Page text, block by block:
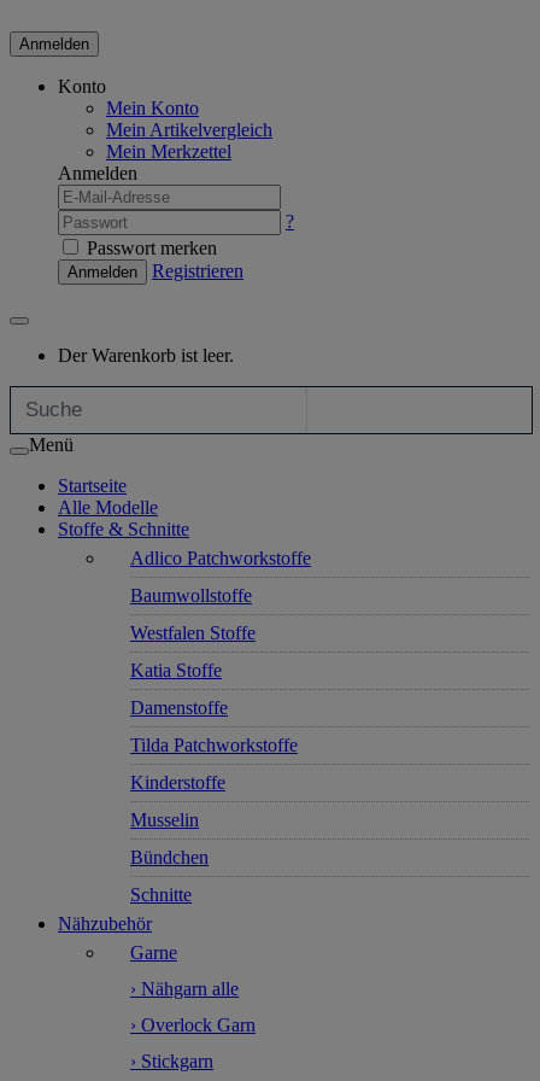
Anmelden
Konto
Mein Konto
Mein Artikelvergleich
Mein Merkzettel
Anmelden
?
Passwort merken
Anmelden Registrieren
Der Warenkorb ist leer.
Menü
Startseite
Alle Modelle
Stoffe & Schnitte
Adlico Patchworkstoffe
Baumwollstoffe
Westfalen Stoffe
Katia Stoffe
Damenstoffe
Tilda Patchworkstoffe
Kinderstoffe
Musselin
Bündchen
Schnitte
Nähzubehör
Garne
› Nähgarn alle
› Overlock Garn
› Stickgarn